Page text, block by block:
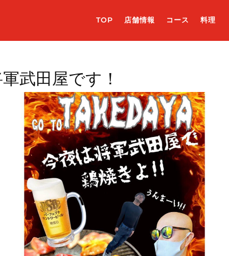
TOP 店舗情報 コース 料理
武田屋です！